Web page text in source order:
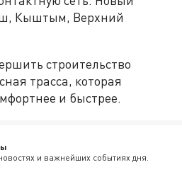
Кыштым, Верхний
строительство
трасса, которая
и быстрее.
и важнейших событиях дня.